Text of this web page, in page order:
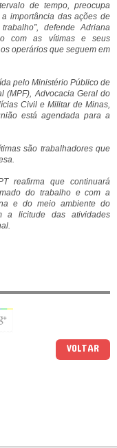
de tempo, preocupa
importância das ações de
defende Adriana
com as vítimas e seus
operários que seguem em
pelo Ministério Público de
(MPF), Advocacia Geral do
Civil e Militar de Minas,
está agendada para a
são trabalhadores que
reafirma que continuará
do trabalho e com a
e do meio ambiente do
a licitude das atividades
VOLTAR